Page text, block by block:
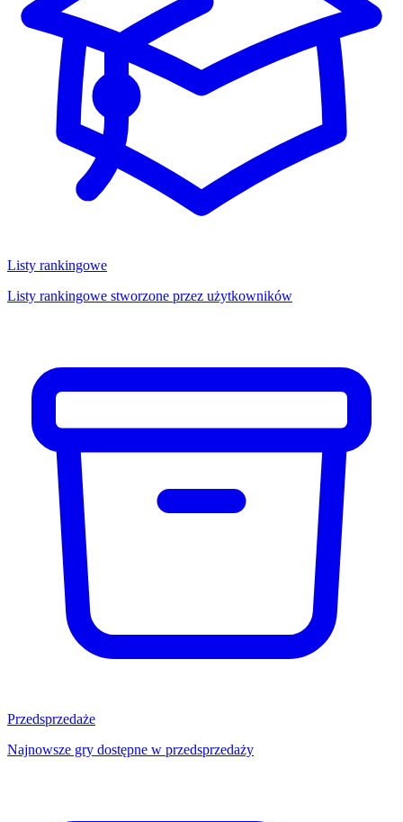
Listy rankingowe
Listy rankingowe stworzone przez użytkowników
Przedsprzedaże
Najnowsze gry dostępne w przedsprzedaży